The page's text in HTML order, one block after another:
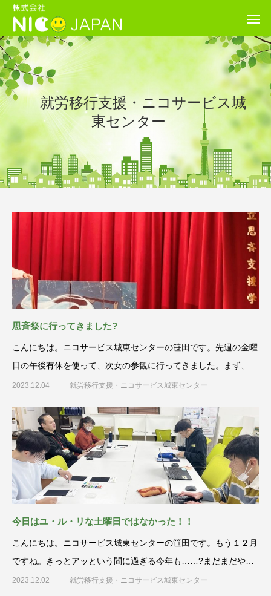
就労移行支援・ニコサービス城
東センター
思斉祭に行ってきました?
こんにちは。ニコサービス城東センターの笹田です。先週の金曜
日の午後有休を使って、次女の参観に行ってきました。まず、感
想を一言でいうと
2023.12.04 就労移行支援・ニコサービス城東センター
今日はユ・ル・リな土曜日ではなかった！！
こんにちは。ニコサービス城東センターの笹田です。もう１２月
ですね。きっとアッという間に過ぎる今年も……?まだまだやり
たい事がたくさん
2023.12.02 就労移行支援・ニコサービス城東センター